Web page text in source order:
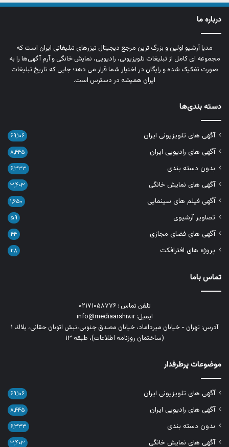
درباره ما
مدیا آرشیو اولین و بزرگ‌ ترین مرجع دیجیتال تیزرهای تبلیغاتی ایران است که
مجموعه‌ ای کامل از تبلیغات تلویزیونی، رادیویی، نمایش خانگی و آرم‌ آگهی‌ها را به‌
صورت تفکیک‌ شده و رایگان در اختیار شما قرار می‌ دهد؛ جایی که تاریخ تبلیغات
ایران همیشه در دسترس است.
دسته بندی‌ها
آگهی های تلویزیونی ایران ۶۹,۱۰۶
آگهی های رادیویی ایران ۸,۴۴۵
بدون دسته بندی ۶,۳۳۳
آگهی های نمایش خانگی ۳,۴۰۳
آگهی فیلم های سینمایی ۱,۶۵۰
تصاویر آرشیوی ۵۹
آگهی های فضای مجازی ۴۴
پروژه های افترافکت ۲۸
تماس باما
تلفن تماس : ۰۲۱۷۱۰۵۸۷۷۶
ایمیل: info@mediaarshiv.ir
آدرس: تهران - خیابان میرداماد، خیابان مصدق جنوبی،نبش اتوبان حقانی، پلاك ١
(ساختمان روزنامه اطلاعات)، طبقه ۱۳
موضوعات پرطرفدار
آگهی های تلویزیونی ایران ۶۹,۱۰۶
آگهی های رادیویی ایران ۸,۴۴۵
بدون دسته بندی ۶,۳۳۳
آگهی های نمایش خانگی ۳,۴۰۳